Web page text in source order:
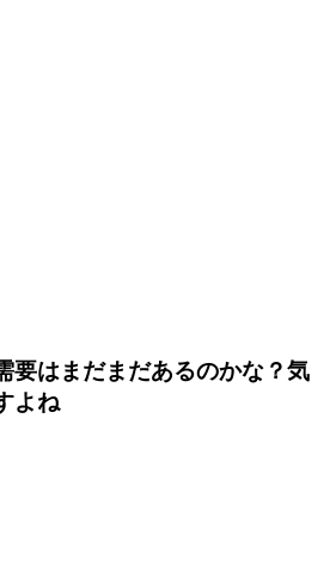
要はまだまだあるのかな？気
よね